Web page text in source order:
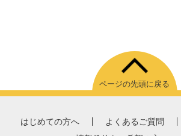
ページの先頭に戻る
はじめての方へ よくあるご質問